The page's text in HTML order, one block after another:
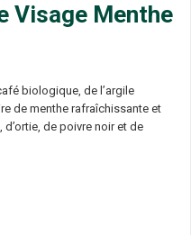
Visage Menthe
biologique, de l’argile
de menthe rafraîchissante et
de poivre noir et de